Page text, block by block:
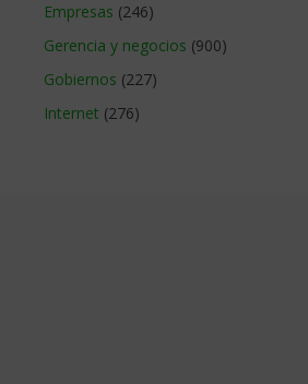
Empresas (246)
Gerencia y negocios (900)
Gobiernos (227)
Internet (276)